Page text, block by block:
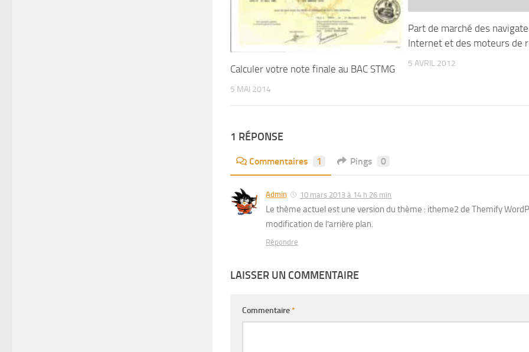
Calculer votre note finale au BAC STMG
5 MAI 2014
Part de marché des
Internet et des moteurs de
5 AVRIL 2012
1 RÉPONSE
Commentaires 1 Pings 0
Admin 10 mars 2013 à 14 h 26 min
Le thème actuel est une version du thème : itheme2 de Themify
modification de l’arrière plan.
Répondre
LAISSER UN COMMENTAIRE
Commentaire*